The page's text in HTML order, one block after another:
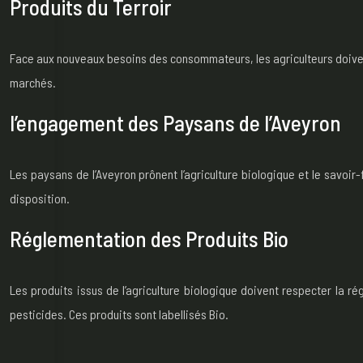
Produits du Terroir
Face aux nouveaux besoins des consommateurs, les agriculteurs
marchés.
l’engagement des Paysans de l’Aveyron
Les paysans de l’Aveyron prônent l’agriculture biologique et le
disposition.
Réglementation des Produits Bio
Les produits issus de l’agriculture biologique doivent respecter la
pesticides. Ces produits sont labellisés Bio.